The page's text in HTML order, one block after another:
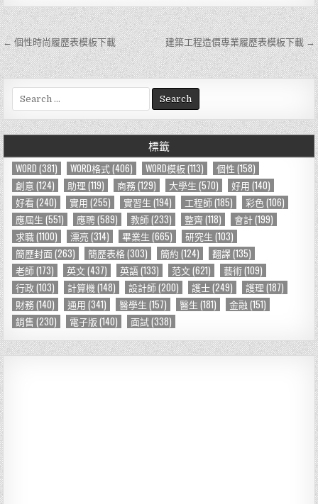
文
章
導
覽
← 個性時尚履歷表模板下載 建築工程造價專業履歷表模板下載 →
e
a
r
h
f
o
r
標籤
WORD (381) WORD格式(406) WORD模板(113) 個性 (158)
創意 (124) 助理 (119) 商務(129) 大學生 (570) 好用 (140)
好看 (240) 實用 (255) 實習生 (194) 工程師(185) 彩色 (106)
應屆生 (551) 應聘(589) 教師(233) 整齊(118) 會計(199)
求職(1100) 漂亮 (314) 畢業生 (665) 研究生 (103)
簡歷封面(263) 簡歷表格(303) 簡約 (124) 翻譯(135)
老師(173) 英文(437) 英語(133) 范文(621) 藝術(109)
行政(103) 計算機 (148) 設計師(200) 護士(249) 護理 (187)
財務(140) 通用 (341) 醫學生 (157) 醫生 (181) 金融 (151)
銷售 (230) 電子版 (140) 面試(338)